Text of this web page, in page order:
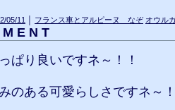
05/11 フランス車とアルピーヌ なぞ オウル
E N T
ぱり良いですネ～！！
のある可愛らしさですネ～